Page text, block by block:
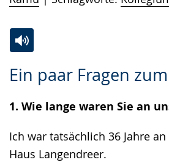
Ein paar Fragen
1. Wie lange waren Sie an
Ich war tatsächlich 36 Jahre
Haus Langendreer.
Leichten
wechseln.
Audio-
Video
Deutscher
Gebärdensprache
wird